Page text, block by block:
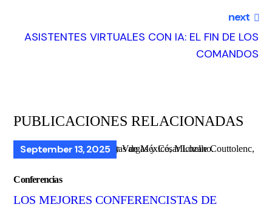
next
ASISTENTES VIRTUALES CON IA: EL FIN DE LOS
COMANDOS
PUBLICACIONES RELACIONADAS
September 13, 2025
Conferencias
LOS MEJORES CONFERENCISTAS DE